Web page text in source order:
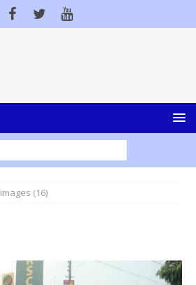
images (16)